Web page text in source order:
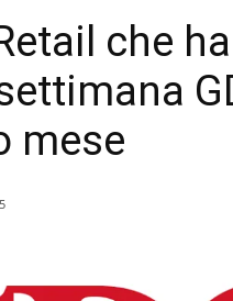
che
mese